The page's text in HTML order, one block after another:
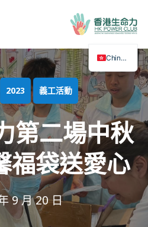
2023 義工活動
第二場中秋
福袋送愛心
9 月 20 日
Chinese